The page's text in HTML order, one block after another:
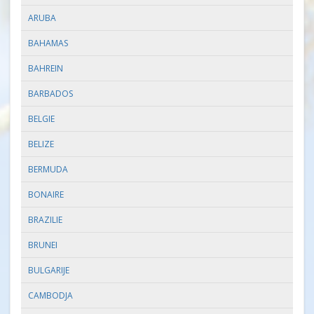
ARUBA
BAHAMAS
BAHREIN
BARBADOS
BELGIE
BELIZE
BERMUDA
BONAIRE
BRAZILIE
BRUNEI
BULGARIJE
CAMBODJA